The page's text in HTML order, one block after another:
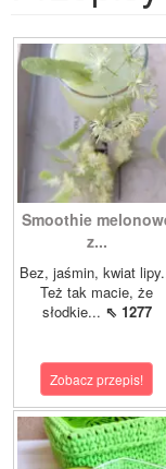
Smoothie
z...
Bez, jaśmin, kwiat
Też tak macie, że
słodkie... ⇖ 1277
Zobacz przepis!